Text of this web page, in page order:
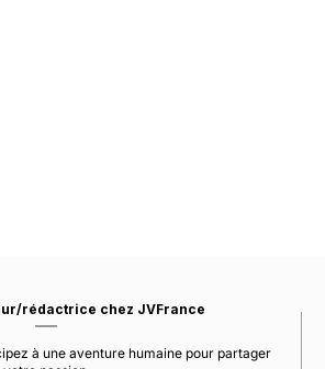
rédactrice chez JVFrance
à une aventure humaine pour partager